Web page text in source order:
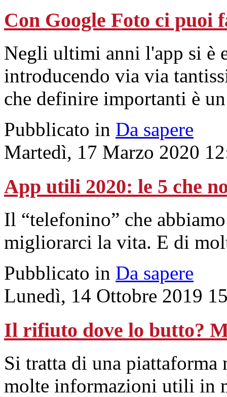
Con Google Foto ci puoi
Negli ultimi anni l'app si è
introducendo via via
che definire importanti è
Pubblicato in Da sapere
Martedì, 17 Marzo 2020
App utili 2020: le 5 che
Il “telefonino” che
migliorarci la vita. E di
Pubblicato in Da sapere
Lunedì, 14 Ottobre 2019
Il rifiuto dove lo butto?
Si tratta di una
molte informazioni utili in